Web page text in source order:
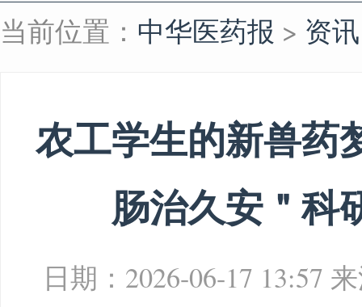
当前位置： 中华医药报 > 资讯
农工学生的新兽
肠治久安＂科
日期：2026-06-17 13:57